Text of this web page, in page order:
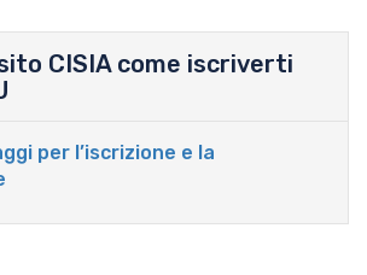
CISIA come iscriverti
per l’iscrizione e la